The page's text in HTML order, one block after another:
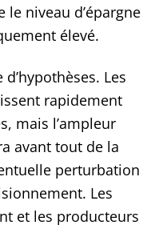
niveau d’épargne
élevé.
Les
rapidement
mais l’ampleur
avant tout de la
perturbation
Les
et les producteurs